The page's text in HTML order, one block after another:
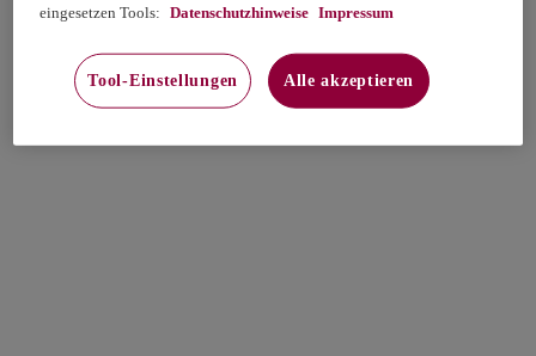
eingesetzen Tools: Datenschutzhinweise Impressum
Tool-Einstellungen Alle akzeptieren